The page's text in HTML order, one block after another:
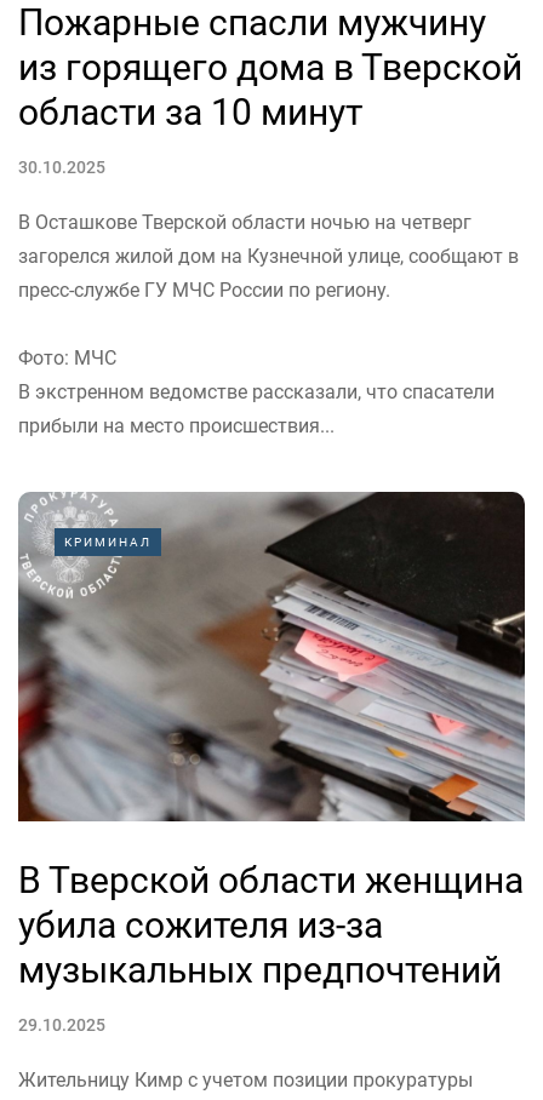
Пожарные спасли мужчину
из горящего дома в Тверской
области за 10 минут
30.10.2025
В Осташкове Тверской области ночью на четверг
загорелся жилой дом на Кузнечной улице, сообщают в
пресс-службе ГУ МЧС России по региону.
Фото: МЧС
В экстренном ведомстве рассказали, что спасатели
прибыли на место происшествия...
КРИМИНАЛ
В Тверской области женщина
убила сожителя из-за
музыкальных предпочтений
29.10.2025
Жительницу Кимр с учетом позиции прокуратуры